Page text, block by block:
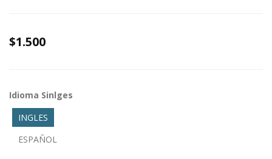
$1.500
Idioma Sinlges
INGLES
ESPAÑOL